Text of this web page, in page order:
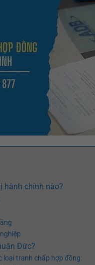
hành chính nào?
Đức?
loại tranh chấp hợp đồng: